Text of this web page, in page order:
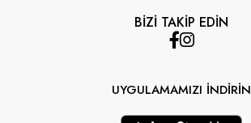
BİZİ TAKİP EDİN
UYGULAMAMIZI İNDİRİN